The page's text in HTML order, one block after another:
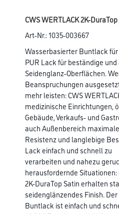
CWS WERTLACK 2K-
Art-Nr.:1035-003667
Wasserbasierter Buntlack
PUR Lack für beständige
Seidenglanz-Oberflächen.
Beanspruchungen
mehr leisten: CWS
medizinische Einrichtungen,
Gebäude, Verkaufs- und
auch Außenbereich maximale
Resistenz und langlebige
Lack einfach und schnell zu
verarbeiten und nahezu
herausfordernde Situationen:
2K-DuraTop Satin erhalten
seidenglänzendes Finish.
Buntlack ist einfach und